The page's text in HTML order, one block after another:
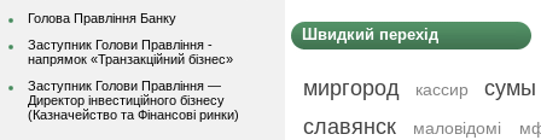
Голова Правління Банку
Заступник Голови Правління -
напрямок «Транзакційний бізнес»
Заступник Голови Правління —
Директор інвестиційного бізнесу
(Казначейство та Фінансові ринки)
Швидкий перехід
миргород кассир
сумы
славянск
маловідомі